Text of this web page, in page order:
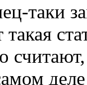
таки
такая